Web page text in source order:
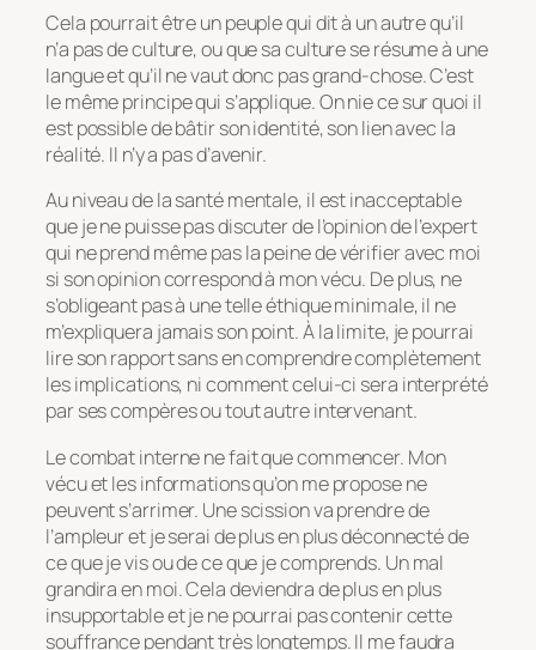
Cela pourrait être un peuple qui dit à un autre qu’il
n’a pas de culture, ou que sa culture se résume à une
langue et qu’il ne vaut donc pas grand-chose. C’est
le même principe qui s’applique. On nie ce sur quoi il
est possible de bâtir son identité, son lien avec la
réalité. Il n’y a pas d’avenir.
Au niveau de la santé mentale, il est inacceptable
que je ne puisse pas discuter de l’opinion de l’expert
qui ne prend même pas la peine de vérifier avec moi
si son opinion correspond à mon vécu. De plus, ne
s’obligeant pas à une telle éthique minimale, il ne
m’expliquera jamais son point. À la limite, je pourrai
lire son rapport sans en comprendre complètement
les implications, ni comment celui-ci sera interprété
par ses compères ou tout autre intervenant.
Le combat interne ne fait que commencer. Mon
vécu et les informations qu’on me propose ne
peuvent s’arrimer. Une scission va prendre de
l’ampleur et je serai de plus en plus déconnecté de
ce que je vis ou de ce que je comprends. Un mal
grandira en moi. Cela deviendra de plus en plus
insupportable et je ne pourrai pas contenir cette
souffrance pendant très longtemps. Il me faudra